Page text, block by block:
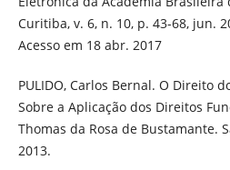
Curitiba, v. 6, n. 10, p. 43-68, jun.
Acesso em 18 abr. 2017
PULIDO, Carlos Bernal. O Direito
Sobre a Aplicação dos Direitos
Thomas da Rosa de Bustamante.
2013.